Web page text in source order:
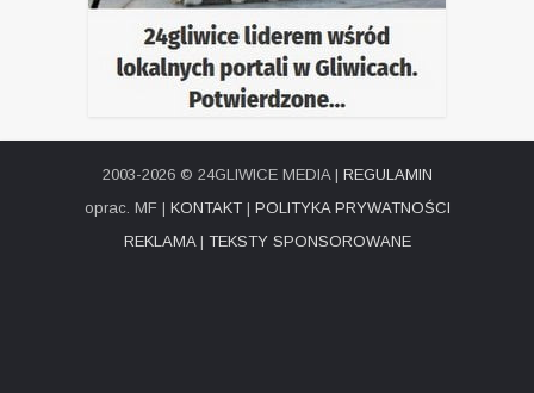
2003-2026 © 24GLIWICE MEDIA | REGULAMIN
oprac. MF | KONTAKT| POLITYKA PRYWATNOŚCI
REKLAMA| TEKSTY SPONSOROWANE